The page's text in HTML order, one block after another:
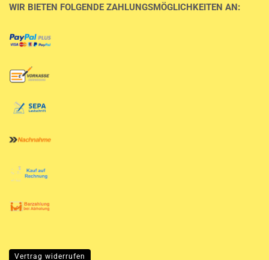
WIR BIETEN FOLGENDE ZAHLUNGSMÖGLICHKEITEN AN:
Vertrag widerrufen